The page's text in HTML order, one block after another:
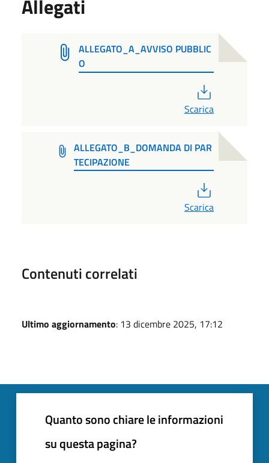
Allegati
ALLEGATO_A_AVVISO PUBBLIC
O
Scarica
ALLEGATO_B_DOMANDA DI PAR
TECIPAZIONE
Scarica
Contenuti correlati
Ultimo aggiornamento: 13 dicembre 2025, 17:12
Quanto sono chiare le informazioni
su questa pagina?